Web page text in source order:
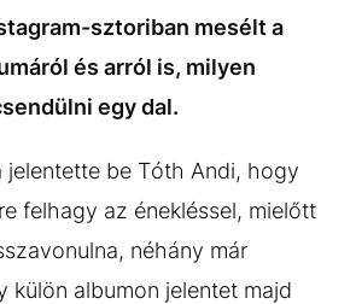
sztoriban mesélt a
és arról is, milyen
egy dal.
jelentette be Tóth Andi, hogy
felhagy az énekléssel, mielőtt
néhány már
külön albumon jelentet majd